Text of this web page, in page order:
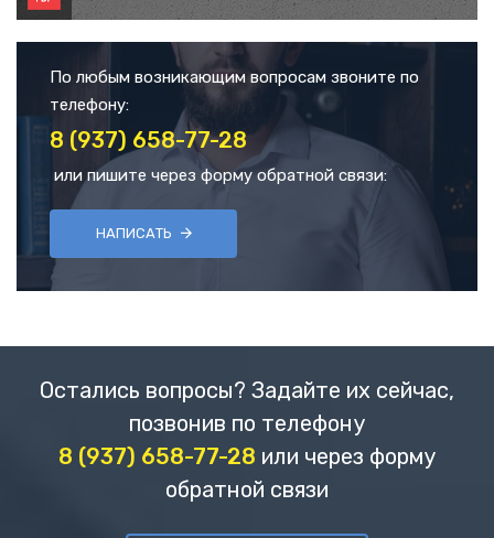
По любым возникающим вопросам звоните по
телефону:
8 (937) 658-77-28
или пишите через форму обратной связи:
НАПИСАТЬ
Остались вопросы? Задайте их сейчас,
позвонив по телефону
8 (937) 658-77-28 или через форму
обратной связи